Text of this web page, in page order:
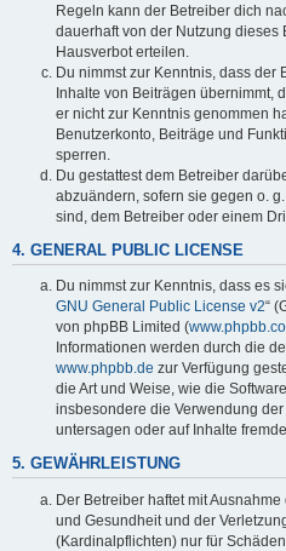
Regeln kann der Betreiber dich
dauerhaft von der Nutzung
Hausverbot erteilen.
Du nimmst zur Kenntnis, dass der
Inhalte von Beiträgen übernimmt,
er nicht zur Kenntnis genommen
Benutzerkonto, Beiträge und
sperren.
Du gestattest dem Betreiber
abzuändern, sofern sie gegen o.
sind, dem Betreiber oder einem
4. GENERAL PUBLIC LICENSE
Du nimmst zur Kenntnis, dass es
GNU General Public License v2“
von phpBB Limited (
Informationen werden durch die
www.phpbb.de zur Verfügung
die Art und Weise, wie die
insbesondere die Verwendung
untersagen oder auf Inhalte
5. GEWÄHRLEISTUNG
Der Betreiber haftet mit
und Gesundheit und der
(Kardinalpflichten) nur für